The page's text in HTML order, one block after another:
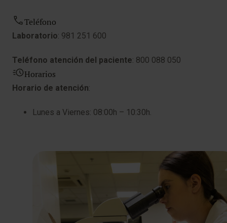
Teléfono
Laboratorio: 981 251 600
Teléfono atención del paciente: 800 088 050
Horarios
Horario de atención:
Lunes a Viernes: 08:00h – 10:30h.